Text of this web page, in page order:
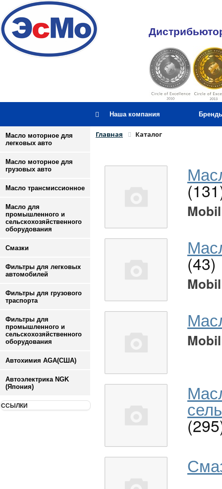
Наша компания
Масло моторное для
легковых авто
Масло моторное для
грузовых авто
Масло трансмиссионное
Масло для
промышленного и
сельскохозяйственного
оборудования
Смазки
Фильтры для легковых
автомобилей
Фильтры для грузового
траспорта
Фильтры для
промышленного и
сельскохозяйственного
оборудования
Автохимия AGA(США)
Автоэлектрика NGK
(Япония)
ССЫЛКИ
Главная Каталог
Mobil
(43)
Mobil
Mobil